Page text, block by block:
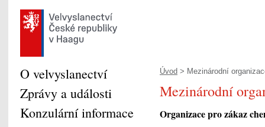
Úvod > Mezinárodní
Mezinárodní
Organizace pro zákaz
O velvyslanectví
Zprávy a události
Konzulární informace